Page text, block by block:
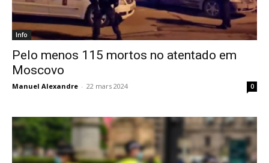
Info
Pelo menos 115 mortos no atentado em
Moscovo
Manuel Alexandre - 22 mars 2024 0